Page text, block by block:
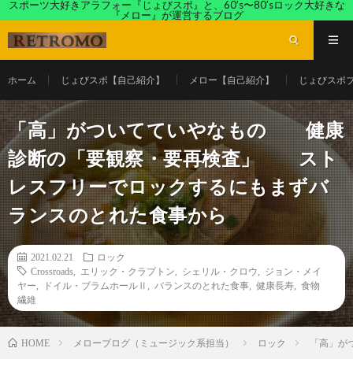
スポーツ大好きアラフォー『じょびスポ』と、60’s〜80’sロック大好きな
『メロー』が運営するブログ
ホーム じょびスポ【自己紹介】 メロー【自己紹介】 じょびスポ
「高」がついてていやなもの 健康
診断の「要観察・要再検査」 スト
レスフリーでロックするにもまずバ
ランスのとれた食事から
2021.02.21
ロック
Crossroads
エリック・クラプトン シェリル・クロウ
ジョン・メイ
ヤー
ドイル・ブラムホールⅡ バランスのとれた食事 健康長寿
食物
繊維
HOME メローブログ（ミュージック系担当） ロック 「高」